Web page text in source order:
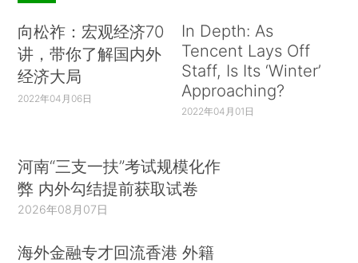
向松祚：宏观经济70
讲，带你了解国内外
经济大局
2022年04月06日
In Depth: As
Tencent Lays Off
Staff, Is Its ‘Winter’
Approaching?
2022年04月01日
河南“三支一扶”考试规模化作
弊 内外勾结提前获取试卷
2026年08月07日
海外金融专才回流香港 外籍